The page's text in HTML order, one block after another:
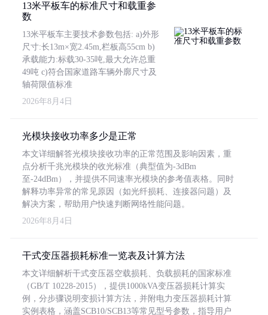
13米平板车的标准尺寸和载重参
数
13米平板车主要技术参数包括: a)外形
尺寸:长13m×宽2.45m,栏板高55cm b)
承载能力:标载30-35吨,最大允许总重
49吨 c)符合国家道路车辆外廓尺寸及
轴荷限值标准
2026年8月4日
光模块接收功率多少是正常
本文详细解答光模块接收功率的正常范围及影响因素，重
点分析千兆光模块的收光标准（典型值为-3dBm
至-24dBm），并提供不同速率光模块的参考值表格。同时
解释功率异常的常见原因（如光纤损耗、连接器问题）及
解决方案，帮助用户快速判断网络性能问题。
2026年8月4日
干式变压器损耗标准一览表及计算方法
本文详细解析干式变压器空载损耗、负载损耗的国家标准
（GB/T 10228-2015），提供1000kVA变压器损耗计算实
例，分步骤说明变损计算方法，并附电力变压器损耗计算
实例表格，涵盖SCB10/SCB13等常见型号参数，指导用户